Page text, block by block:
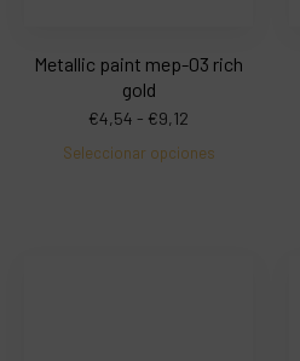
Metallic paint mep-03 rich
gold
€4,54 - €9,12
Seleccionar opciones